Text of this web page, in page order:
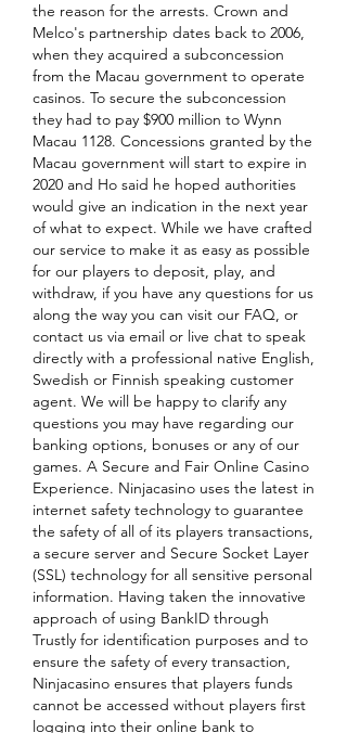
the reason for the arrests. Crown and
Melco's partnership dates back to 2006,
when they acquired a subconcession
from the Macau government to operate
casinos. To secure the subconcession
they had to pay $900 million to Wynn
Macau 1128. Concessions granted by the
Macau government will start to expire in
2020 and Ho said he hoped authorities
would give an indication in the next year
of what to expect. While we have crafted
our service to make it as easy as possible
for our players to deposit, play, and
withdraw, if you have any questions for us
along the way you can visit our FAQ, or
contact us via email or live chat to speak
directly with a professional native English,
Swedish or Finnish speaking customer
agent. We will be happy to clarify any
questions you may have regarding our
banking options, bonuses or any of our
games. A Secure and Fair Online Casino
Experience. Ninjacasino uses the latest in
internet safety technology to guarantee
the safety of all of its players transactions,
a secure server and Secure Socket Layer
(SSL) technology for all sensitive personal
information. Having taken the innovative
approach of using BankID through
Trustly for identification purposes and to
ensure the safety of every transaction,
Ninjacasino ensures that players funds
cannot be accessed without players first
logging into their online bank to